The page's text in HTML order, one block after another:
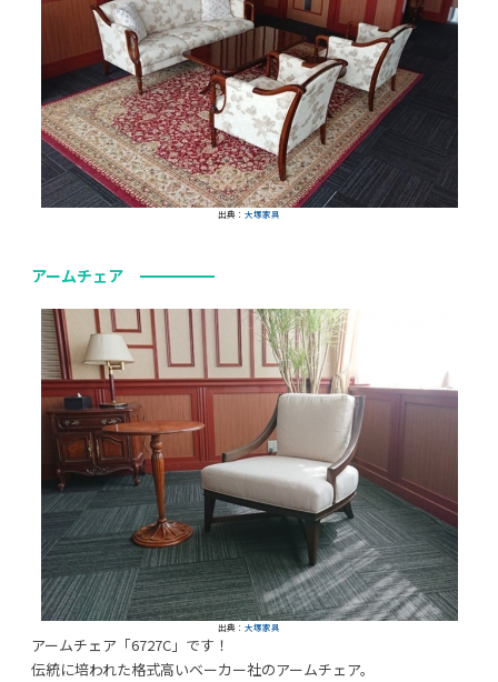
出典： 大塚家具
アームチェア
出典： 大塚家具
アームチェア「6727C」です！
伝統に培われた格式高いベーカー社のアームチェア。